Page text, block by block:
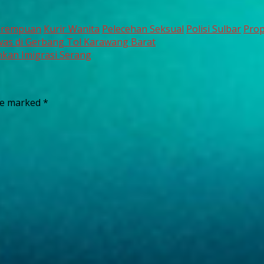
Kurir Wanita Pelecehan Seksual Polisi Sulbar
di Gerbang Tol Karawang Barat
Imigrasi Serang
marked *